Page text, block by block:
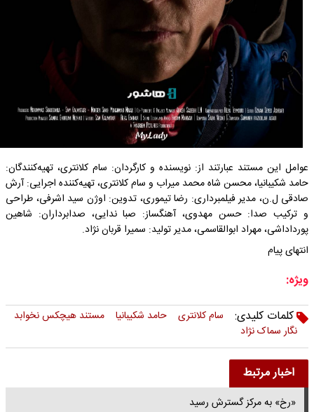
عوامل این مستند عبارتند از: نویسنده و کارگردان: سام کلانتری، تهیه‌کنندگان:
حامد شکیبانیا، محسن شاه محمد میراب و سام کلانتری، تهیه‌کننده اجرایی: آرش
صادقی ل.ن، مدیر فیلمبرداری: رضا تیموری، تدوین: اوژن سید اشرفی، طراحی
و ترکیب صدا: حسن مهدوی، آهنگساز: صبا ندایی، صدابرداران: شاهین
پورداداشی، مهراد ابوالقاسمی، مدیر تولید: سمیرا قربان نژاد.
انتهای پیام
ویژه:
کلمات کلیدی:
سام کلانتری حامد شکیبانیا
مستند هیچکس نخوابد
نگار سماک نژاد
اخبار مرتبط
«رخ» به مرکز گسترش رسید